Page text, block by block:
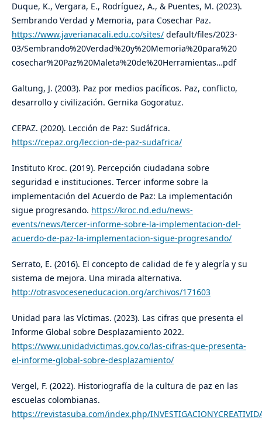
Duque, K., Vergara, E., Rodríguez, A., & Puentes, M. (2023).
Sembrando Verdad y Memoria, para Cosechar Paz.
https://www.javerianacali.edu.co/sites/default/files/2023-
03/Sembrando%20Verdad%20y%20Memoria%20para%20
cosechar%20Paz%20Maleta%20de%20Herramientas…pdf
Galtung, J. (2003). Paz por medios pacíficos. Paz, conflicto,
desarrollo y civilización. Gernika Gogoratuz.
CEPAZ. (2020). Lección de Paz: Sudáfrica.
https://cepaz.org/leccion-de-paz-sudafrica/
Instituto Kroc. (2019). Percepción ciudadana sobre
seguridad e instituciones. Tercer informe sobre la
implementación del Acuerdo de Paz: La implementación
sigue progresando. https://kroc.nd.edu/news-
events/news/tercer-informe-sobre-la-implementacion-del-
acuerdo-de-paz-la-implementacion-sigue-progresando/
Serrato, E. (2016). El concepto de calidad de fe y alegría y su
sistema de mejora. Una mirada alternativa.
http://otrasvoceseneducacion.org/archivos/171603
Unidad para las Víctimas. (2023). Las cifras que presenta el
Informe Global sobre Desplazamiento 2022.
https://www.unidadvictimas.gov.co/las-cifras-que-presenta-
el-informe-global-sobre-desplazamiento/
Vergel, F. (2022). Historiografía de la cultura de paz en las
escuelas colombianas.
https://revistasuba.com/index.php/